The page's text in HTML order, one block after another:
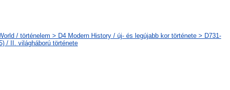
/ történelem > D4 Modern History / új- és legújabb kor története > D731-
/ II. világháború története